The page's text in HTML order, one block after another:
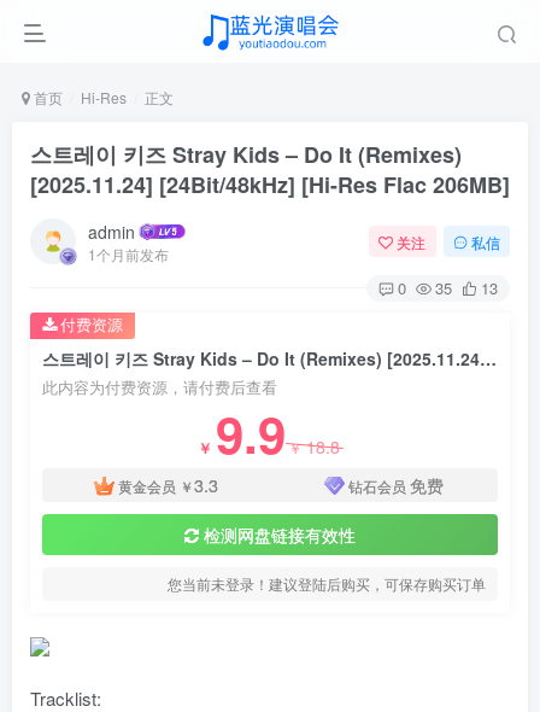
首页 Hi-Res 正文
스트레이 키즈 Stray Kids – Do It (Remixes)
[2025.11.24] [24Bit/48kHz] [Hi-Res Flac 206MB]
admin
1个月前发布
关注 私信
0 35 13
스트레이 키즈 Stray Kids – Do It (Remixes) [2025.11.24] [24Bit/48kHz] [Hi-Res Flac 206MB]
此内容为付费资源，请付费后查看
￥ 9.9￥18.8
黄金会员 ￥3.3 钻石会员 免费
检测网盘链接有效性
您当前未登录！建议登陆后购买，可保存购买订单
付费资源
Tracklist: